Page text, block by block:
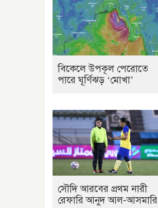
বিকেলে উপকূল পেরোতে
পারে ঘূর্ণিঝড় ‘মোখা’
সৌদি আরবের প্রথম নারী
রেফারি আনুদ আল-আসমারি